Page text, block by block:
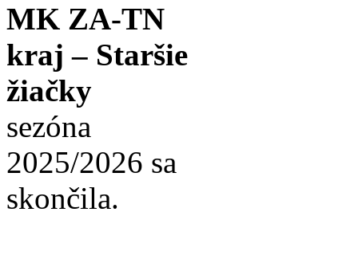
MK ZA-TN
kraj – Staršie
žiačky
sezóna
2025/2026 sa
skončila.